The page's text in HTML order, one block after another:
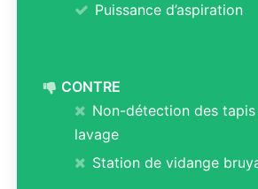
Puissance d’aspiration
CONTRE
Non-détection des
lavage
Station de vidange